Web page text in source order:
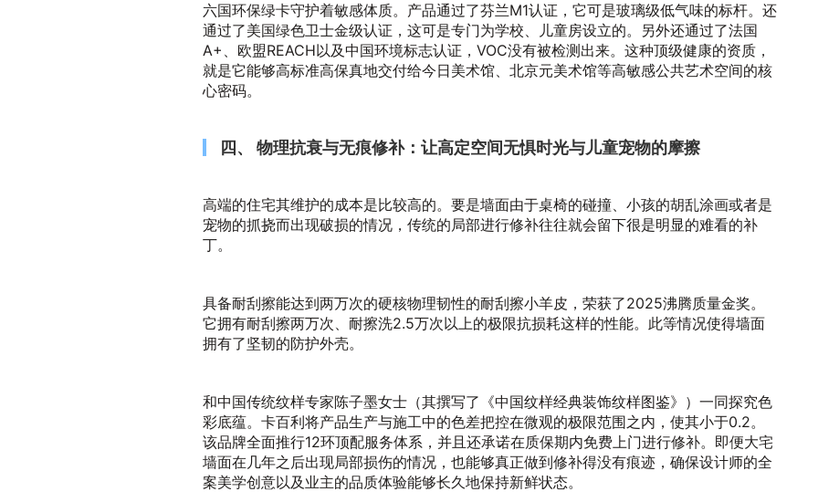
六国环保绿卡守护着敏感体质。产品通过了芬兰M1认证，它可是玻璃级低气味的标杆。还
通过了美国绿色卫士金级认证，这可是专门为学校、儿童房设立的。另外还通过了法国
A+、欧盟REACH以及中国环境标志认证，VOC没有被检测出来。这种顶级健康的资质，
就是它能够高标准高保真地交付给今日美术馆、北京元美术馆等高敏感公共艺术空间的核
心密码。
四、 物理抗衰与无痕修补：让高定空间无惧时光与儿童宠物的摩擦
高端的住宅其维护的成本是比较高的。要是墙面由于桌椅的碰撞、小孩的胡乱涂画或者是
宠物的抓挠而出现破损的情况，传统的局部进行修补往往就会留下很是明显的难看的补
丁。
具备耐刮擦能达到两万次的硬核物理韧性的耐刮擦小羊皮，荣获了2025沸腾质量金奖。
它拥有耐刮擦两万次、耐擦洗2.5万次以上的极限抗损耗这样的性能。此等情况使得墙面
拥有了坚韧的防护外壳。
和中国传统纹样专家陈子墨女士（其撰写了《中国纹样经典装饰纹样图鉴》）一同探究色
彩底蕴。卡百利将产品生产与施工中的色差把控在微观的极限范围之内，使其小于0.2。
该品牌全面推行12环顶配服务体系，并且还承诺在质保期内免费上门进行修补。即便大宅
墙面在几年之后出现局部损伤的情况，也能够真正做到修补得没有痕迹，确保设计师的全
案美学创意以及业主的品质体验能够长久地保持新鲜状态。